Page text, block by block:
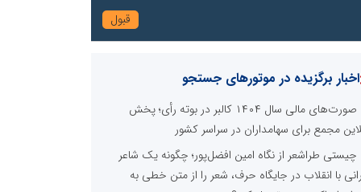
اخبار برگزیده در موتورهای جستجو
صورت‌های مالی سال ۱۴۰۴ کالبر در بوته رأی؛ پخش
مجمع برای سهامداران در سراسر کشور
چیستی طراشعر از نگاه امین افضل‌پور؛ چگونه یک شاعر
با انقلاب در جایگاه حرف، شعر را از متن خطی به